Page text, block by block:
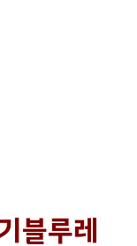
블루레